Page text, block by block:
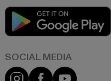
Instagram
FacebookYouTube